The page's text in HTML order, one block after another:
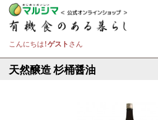
こんにちは！ゲストさん
天然醸造 杉桶醤油